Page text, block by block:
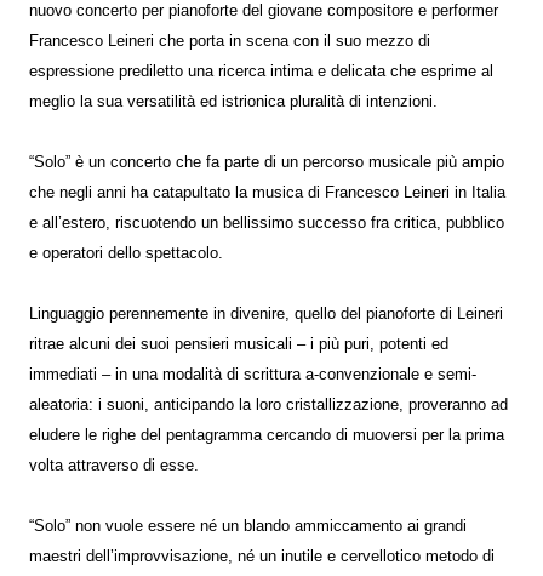
nuovo concerto per pianoforte del giovane compositore e performer
Francesco Leineri che porta in scena con il suo mezzo di
espressione prediletto una ricerca intima e delicata che esprime al
meglio la sua versatilità ed istrionica pluralità di intenzioni.
“Solo” è un concerto che fa parte di un percorso musicale più ampio
che negli anni ha catapultato la musica di Francesco Leineri in Italia
e all’estero, riscuotendo un bellissimo successo fra critica, pubblico
e operatori dello spettacolo.
Linguaggio perennemente in divenire, quello del pianoforte di Leineri
ritrae alcuni dei suoi pensieri musicali – i più puri, potenti ed
immediati – in una modalità di scrittura a-convenzionale e semi-
aleatoria: i suoni, anticipando la loro cristallizzazione, proveranno ad
eludere le righe del pentagramma cercando di muoversi per la prima
volta attraverso di esse.
“Solo” non vuole essere né un blando ammiccamento ai grandi
maestri dell’improvvisazione, né un inutile e cervellotico metodo di